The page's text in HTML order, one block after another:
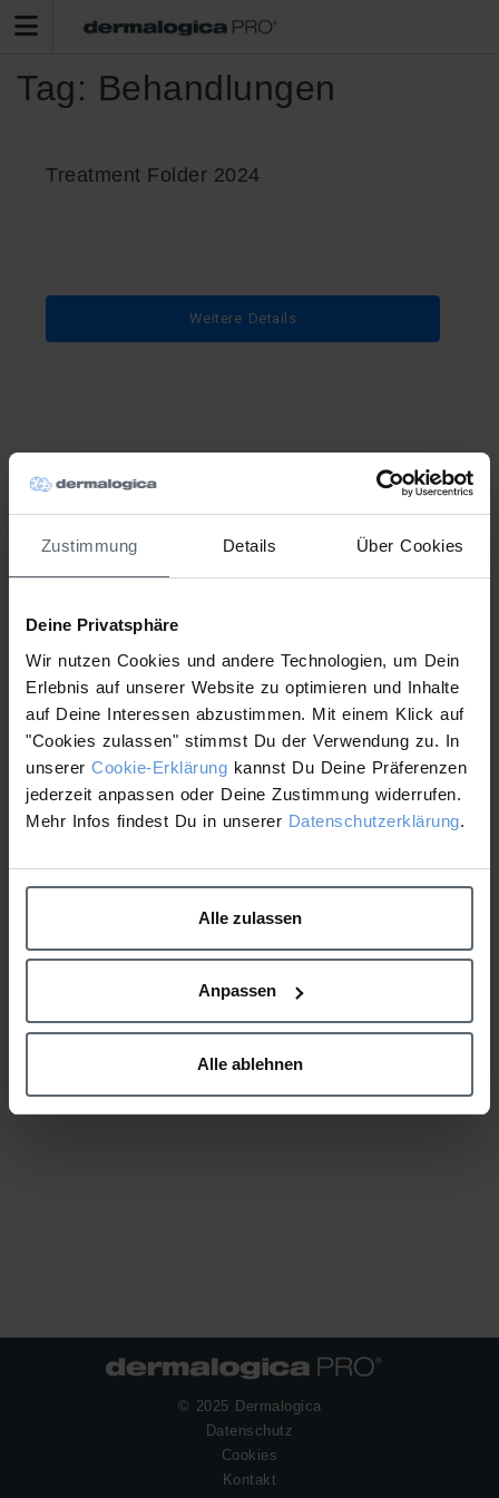
Zustimmung Details Über Cookies
Deine Privatsphäre
Wir nutzen Cookies und andere Technologien, um Dein
Erlebnis auf unserer Website zu optimieren und Inhalte
auf Deine Interessen abzustimmen. Mit einem Klick auf
"Cookies zulassen" stimmst Du der Verwendung zu. In
unserer Cookie-Erklärung kannst Du Deine Präferenzen
jederzeit anpassen oder Deine Zustimmung widerrufen.
Mehr Infos findest Du in unserer Datenschutzerklärung.
Alle zulassen
Anpassen
Alle ablehnen
Tag: Behandlungen
Treatment Folder 2024
Weitere Details
© 2025 Dermalogica
Datenschutz
Cookies
Kontakt